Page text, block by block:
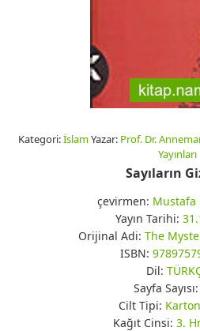
Kategori:İslamYazar: Prof. Dr.
Yayınları
Sayıların
çevirmen: Mustafa
Yayın Tarihi:
Orijinal Adi: The
ISBN:
Dil:
Sayfa Sayısı:
Cilt Tipi:
Kağıt Cinsi: 3.